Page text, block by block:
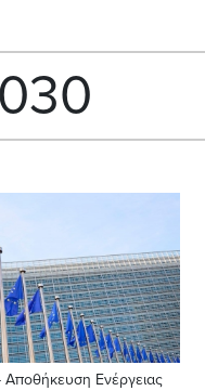
Αποθήκευση Ενέργειας